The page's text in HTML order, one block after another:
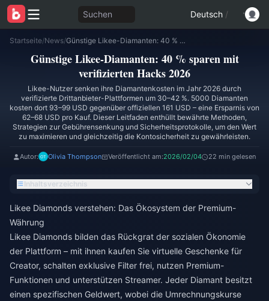
Suchen Deutsch /
Startseite/News/ Günstige Likee-Diamanten: 40 % sparen mit verifizierten Hacks 2026
Günstige Likee-Diamanten: 40 % sparen mit
verifizierten Hacks 2026
Likee-Nutzer senken ihre Diamantenkosten im Jahr 2026 durch
verifizierte Drittanbieter-Plattformen um 30–42 %. 5000 Diamanten
kosten dort 93–99 USD gegenüber offiziellen 161 USD – eine Ersparnis von
62–68 USD pro Kauf. Dieser Leitfaden enthüllt bewährte Methoden,
Strategien zur Gebührensenkung und Sicherheitsprotokolle, um den Wert
zu maximieren und gleichzeitig die Kontosicherheit zu gewährleisten.
Autor: Olivia Thompson Veröffentlicht am:2026/02/04 22 min gelesen
Inhaltsverzeichnis
Likee Diamonds verstehen: Das Ökosystem der Premium-
Währung
Likee Diamonds bilden das Rückgrat der sozialen Ökonomie
der Plattform – mit ihnen kaufen Sie virtuelle Geschenke für
Creator, schalten exklusive Filter frei, nutzen Premium-
Funktionen und unterstützen Streamer. Jeder Diamant besitzt
einen spezifischen Geldwert, wobei die Umrechnungskurse